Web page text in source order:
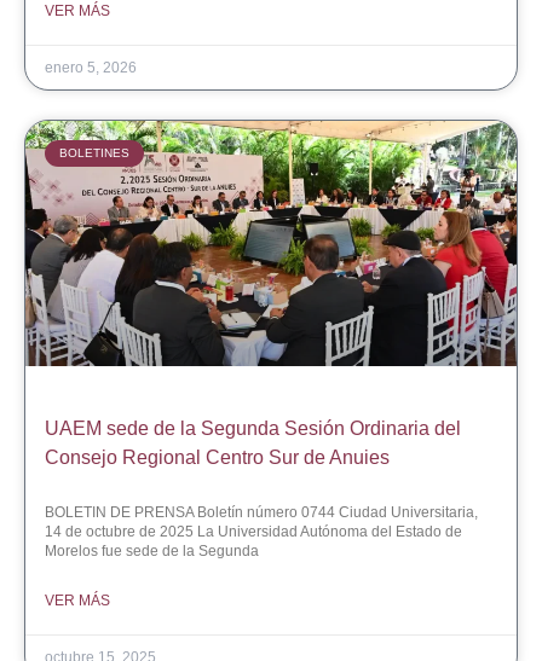
VER MÁS
enero 5, 2026
BOLETINES
UAEM sede de la Segunda Sesión Ordinaria del
Consejo Regional Centro Sur de Anuies
BOLETIN DE PRENSA Boletín número 0744 Ciudad Universitaria,
14 de octubre de 2025 La Universidad Autónoma del Estado de
Morelos fue sede de la Segunda
VER MÁS
octubre 15, 2025